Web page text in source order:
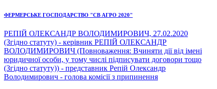
ФЕРМЕРСЬКЕ ГОСПОДАРСТВО "СВ АГРО 2020"
РЕПІЙ ОЛЕКСАНДР ВОЛОДИМИРОВИЧ, 27.02.2020
(Згідно статуту) - керівник РЕПІЙ ОЛЕКСАНДР
ВОЛОДИМИРОВИЧ (Повноваження: Вчиняти дії від імені
юридичної особи, у тому числі підписувати договори тощо
(Згідно статуту)) - представник Репій Олександр
Володимирович - голова комісії з припинення